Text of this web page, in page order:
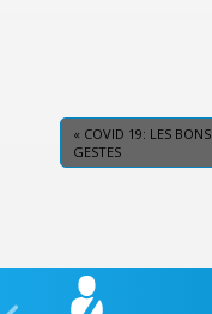
« COVID 19: LES BONS
GESTES